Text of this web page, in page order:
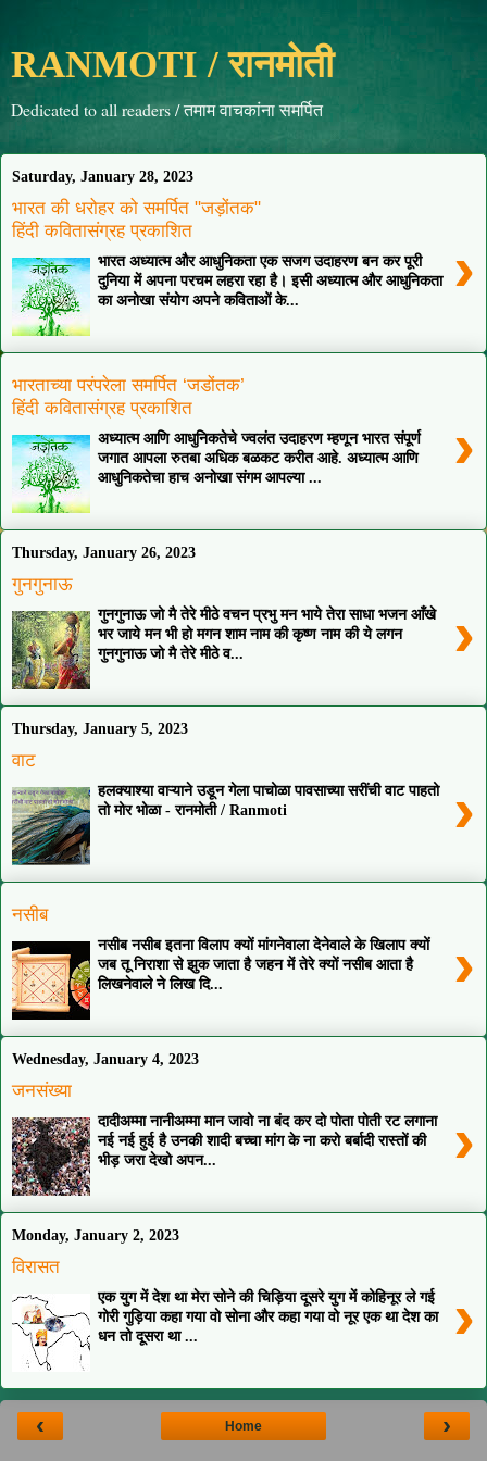
RANMOTI / रानमोती
Dedicated to all readers / तमाम वाचकांना समर्पित
Saturday, January 28, 2023
भारत की धरोहर को समर्पित "जड़ोंतक"
हिंदी कवितासंग्रह प्रकाशित
›
भारत अध्यात्म और आधुनिकता एक सजग उदाहरण बन कर पूरी
दुनिया में अपना परचम लहरा रहा है। इसी अध्यात्म और आधुनिकता
का अनोखा संयोग अपने कविताओं के...
भारताच्या परंपरेला समर्पित ‘जडोंतक’
हिंदी कवितासंग्रह प्रकाशित
›
अध्यात्म आणि आधुनिकतेचे ज्वलंत उदाहरण म्हणून भारत संपूर्ण
जगात आपला रुतबा अधिक बळकट करीत आहे. अध्यात्म आणि
आधुनिकतेचा हाच अनोखा संगम आपल्या ...
Thursday, January 26, 2023
गुनगुनाऊ
›
गुनगुनाऊ जो मै तेरे मीठे वचन प्रभु मन भाये तेरा साधा भजन आँखे
भर जाये मन भी हो मगन शाम नाम की कृष्ण नाम की ये लगन
गुनगुनाऊ जो मै तेरे मीठे व...
Thursday, January 5, 2023
वाट
›
हलक्याश्या वाऱ्याने उडून गेला पाचोळा पावसाच्या सरींची वाट पाहतो
तो मोर भोळा - रानमोती / Ranmoti
नसीब
›
नसीब नसीब इतना विलाप क्यों मांगनेवाला देनेवाले के खिलाप क्यों
जब तू निराशा से झुक जाता है जहन में तेरे क्यों नसीब आता है
लिखनेवाले ने लिख दि...
Wednesday, January 4, 2023
जनसंख्या
›
दादीअम्मा नानीअम्मा मान जावो ना बंद कर दो पोता पोती रट लगाना
नई नई हुई है उनकी शादी बच्चा मांग के ना करो बर्बादी रास्तों की
भीड़ जरा देखो अपन...
Monday, January 2, 2023
विरासत
›
एक युग में देश था मेरा सोने की चिड़िया दूसरे युग में कोहिनूर ले गई
गोरी गुड़िया कहा गया वो सोना और कहा गया वो नूर एक था देश का
धन तो दूसरा था ...
‹ ›
Home